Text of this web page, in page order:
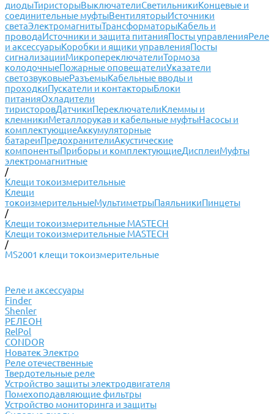
диодыТиристорыВыключателиСветильникиКонцевые и
соединительные муфтыВентиляторыИсточники
светаЭлектромагнитыТрансформаторыКабель и
проводаИсточники и защита питанияПосты управленияРеле
и аксессуарыКоробки и ящики управленияПосты
сигнализацииМикропереключателиТормоза
колодочныеПожарные оповещателиУказатели
светозвуковыеРазъемыКабельные вводы и
проходкиПускатели и контакторыБлоки
питанияОхладители
тиристоровДатчикиПереключателиКлеммы и
клемникиМеталлорукав и кабельные муфтыНасосы и
комплектующиеАккумуляторные
батареиПредохранителиАкустические
компонентыПриборы и комплектующиеДисплеиМуфты
электромагнитные
/
Клещи токоизмерительные
Клещи
токоизмерительныеМультиметрыПаяльникиПинцеты
/
Клещи токоизмерительные MASTECH
Клещи токоизмерительные MASTECH
/
MS2001 клещи токоизмерительные
Реле и аксессуары
Finder
Shenler
РЕЛЕОН
RelPol
CONDOR
Новатек Электро
Реле отечественные
Твердотельные реле
Устройство защиты электродвигателя
Помехоподавляющие фильтры
Устройство мониторинга и защиты